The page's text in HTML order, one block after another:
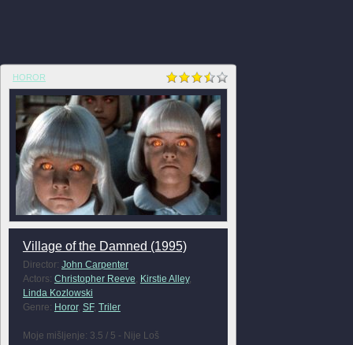
HOROR
Village of the Damned (1995)
Director: John Carpenter
Actors: Christopher Reeve Kirstie Alley,
Linda Kozlowski
Genre: Horor, SF, Triler
Moje mišljenje: 3.5 / 5 - Nije Loš